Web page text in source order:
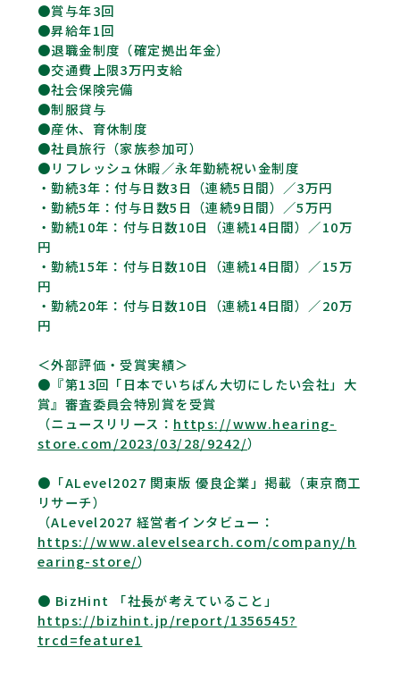
●賞与年3回
●昇給年1回
●退職金制度（確定拠出年金）
●交通費上限3万円支給
●社会保険完備
●制服貸与
●産休、育休制度
●社員旅行（家族参加可）
●リフレッシュ休暇／永年勤続祝い金制度
・勤続3年：付与日数3日（連続5日間）／3万円
・勤続5年：付与日数5日（連続9日間）／5万円
・勤続10年：付与日数10日（連続14日間）／10万
円
・勤続15年：付与日数10日（連続14日間）／15万
円
・勤続20年：付与日数10日（連続14日間）／20万
円
＜外部評価・受賞実績＞
●『第13回「日本でいちばん大切にしたい会社」大
賞』審査委員会特別賞を受賞
（ニュースリリース： https://www.hearing-
store.com/2023/03/28/9242/）
●「ALevel2027 関東版 優良企業」掲載（東京商工
リサーチ）
（ALevel2027 経営者インタビュー：
https://www.alevelsearch.com/company/h
earing-store/）
● BizHint 「社長が考えていること」
https://bizhint.jp/report/1356545?
trcd=feature1